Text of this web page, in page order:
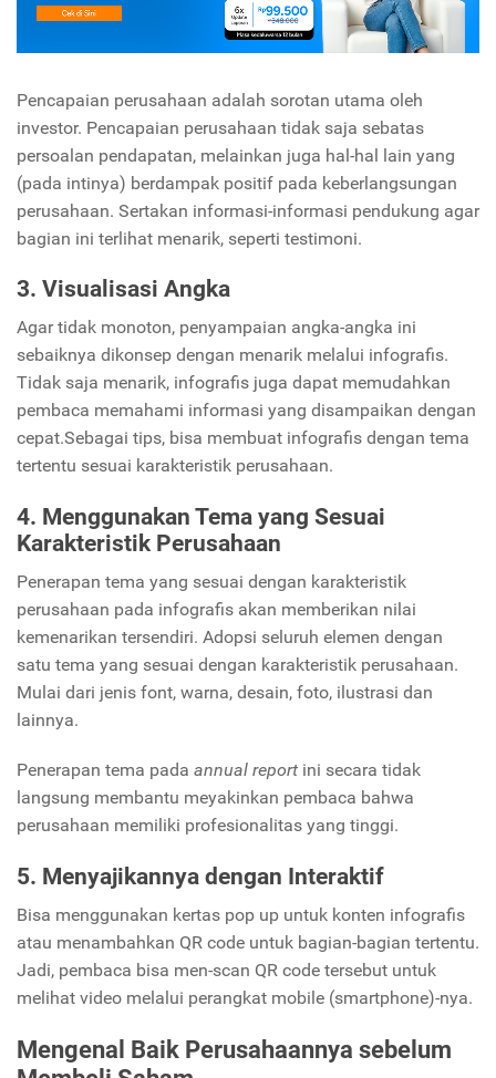
Pencapaian perusahaan adalah sorotan utama oleh
investor. Pencapaian perusahaan tidak saja sebatas
persoalan pendapatan, melainkan juga hal-hal lain yang
(pada intinya) berdampak positif pada keberlangsungan
perusahaan. Sertakan informasi-informasi pendukung agar
bagian ini terlihat menarik, seperti testimoni.
3. Visualisasi Angka
Agar tidak monoton, penyampaian angka-angka ini
sebaiknya dikonsep dengan menarik melalui infografis.
Tidak saja menarik, infografis juga dapat memudahkan
pembaca memahami informasi yang disampaikan dengan
cepat.Sebagai tips, bisa membuat infografis dengan tema
tertentu sesuai karakteristik perusahaan.
4. Menggunakan Tema yang Sesuai
Karakteristik Perusahaan
Penerapan tema yang sesuai dengan karakteristik
perusahaan pada infografis akan memberikan nilai
kemenarikan tersendiri. Adopsi seluruh elemen dengan
satu tema yang sesuai dengan karakteristik perusahaan.
Mulai dari jenis font, warna, desain, foto, ilustrasi dan
lainnya.
Penerapan tema pada annual report ini secara tidak
langsung membantu meyakinkan pembaca bahwa
perusahaan memiliki profesionalitas yang tinggi.
5. Menyajikannya dengan Interaktif
Bisa menggunakan kertas pop up untuk konten infografis
atau menambahkan QR code untuk bagian-bagian tertentu.
Jadi, pembaca bisa men-scan QR code tersebut untuk
melihat video melalui perangkat mobile (smartphone)-nya.
Mengenal Baik Perusahaannya sebelum